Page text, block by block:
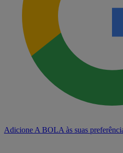
Adicione A BOLA às suas